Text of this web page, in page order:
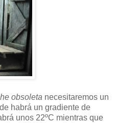
obsoleta necesitaremos un
habrá un gradiente de
unos 22ºC mientras que